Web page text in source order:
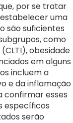
por se tratar
uma
são suficientes
como
obesidade
em alguns
incluem a
e da inflamação
confirmar esses
específicos
serão